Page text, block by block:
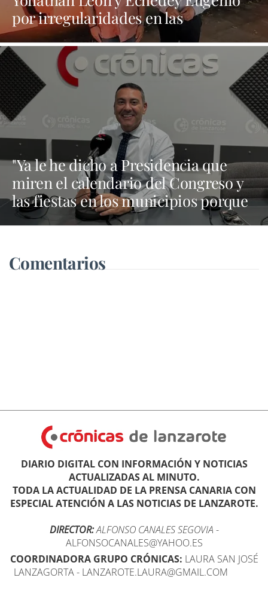
por irregularidades en las
contrataciones de las fiestas
"Ya le he dicho a Presidencia que
miren el calendario del Congreso y
las fiestas en los municipios porque
Dolores Corujo estaba en un fiesta
pleno"
Comentarios
DIARIO DIGITAL CON INFORMACIÓN Y NOTICIAS
ACTUALIZADAS AL MINUTO.
TODA LA ACTUALIDAD DE LA PRENSA CANARIA CON
ESPECIAL ATENCIÓN A LAS NOTICIAS DE LANZAROTE.
DIRECTOR:ALFONSO CANALES SEGOVIA -
ALFONSOCANALES@YAHOO.ES
COORDINADORA GRUPO CRÓNICAS: LAURA SAN JOSÉ
LANZAGORTA - LANZAROTE.LAURA@GMAIL.COM